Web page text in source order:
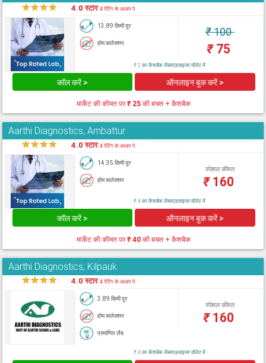
★★★★ 4.0 स्टार4 रेटिंग के आधार पे
13.89 किमी दूर
होम कलेक्शन
₹100
₹75
₹ 2 का कैशबैक लैब्सएडवाइजर वॉलेट में
कॉल करें > ऑनलाइन बुक करें >
मार्केट की कीमत पर₹ 25 की बचत + कैशबैक
Aarthi Diagnostics, Ambattur
★★★★ 4.0 स्टार4 रेटिंग के आधार पे
14.35 किमी दूर
होम कलेक्शन
स्पेशल कीमत
₹160
₹ 4 का कैशबैक लैब्सएडवाइजर वॉलेट में
कॉल करें > ऑनलाइन बुक करें >
मार्केट की कीमत पर₹ 40 की बचत + कैशबैक
Aarthi Diagnostics, Kilpauk
★★★★ 4.0 स्टार4 रेटिंग के आधार पे
3.89 किमी दूर
होम कलेक्शन
प्रमाणित लैब
स्पेशल कीमत
₹160
₹ 4 का कैशबैक लैब्सएडवाइजर वॉलेट में